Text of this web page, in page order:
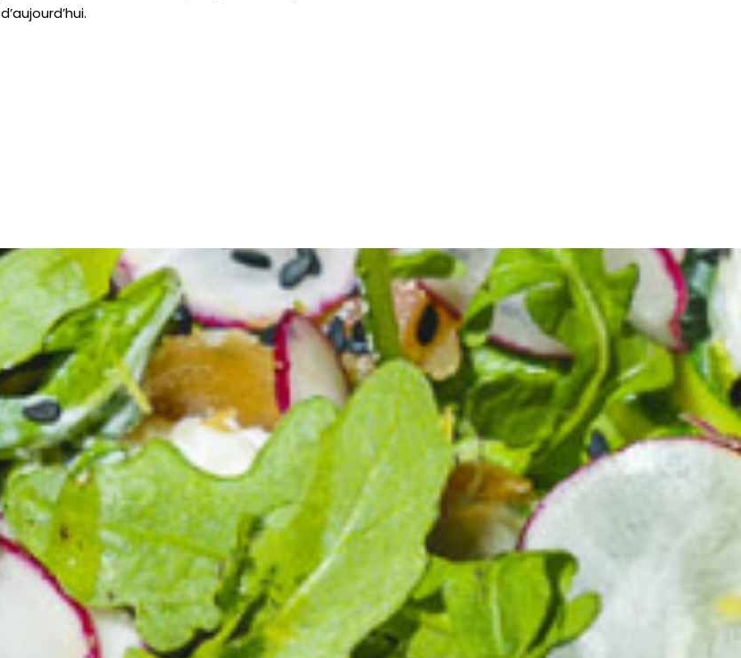
d’aujourd’hui.